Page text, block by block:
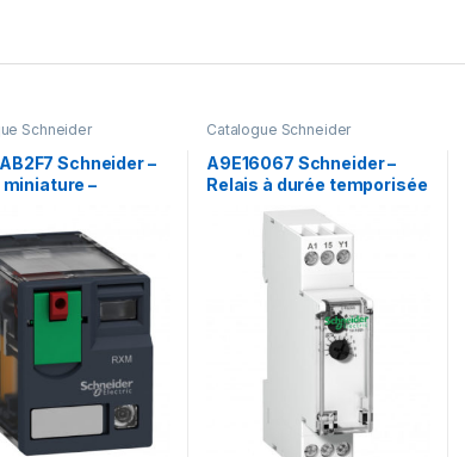
Schneider
Schneider –
miniature –
– 12A –
– Zelio RXM
Catalogue Schneider
A9E16067 Schneider –
Relais à durée temporisée
sur fin d impulsion 1OF
(inverseur) 24 à 240VCA